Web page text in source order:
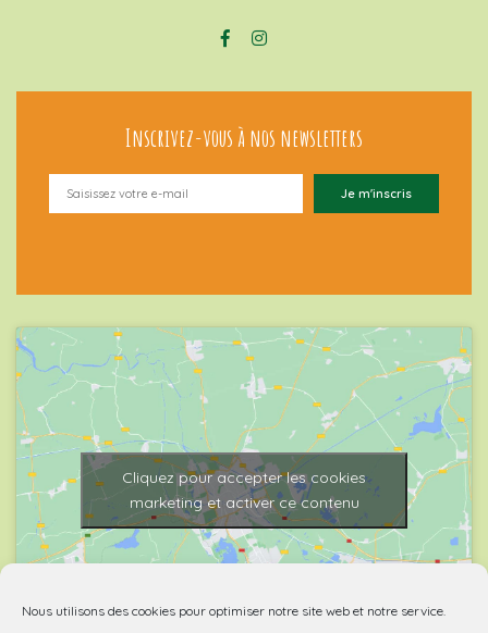
Nous utilisons des cookies pour optimiser notre site web et notre service.
Inscrivez-vous à nos newsletters
Cliquez pour accepter les cookies
marketing et activer ce contenu